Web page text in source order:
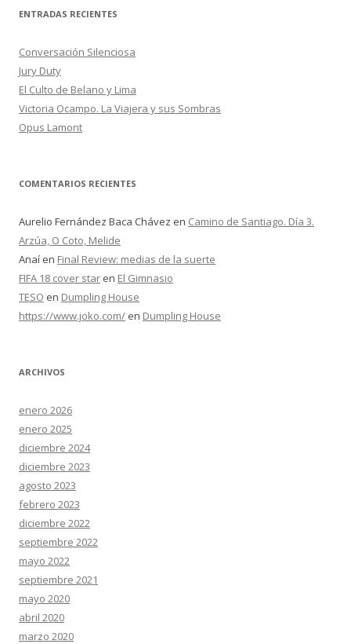
c
r
:
ENTRADAS RECIENTES
Conversación Silenciosa
Jury Duty
El Culto de Belano y Lima
Victoria Ocampo. La Viajera y sus Sombras
Opus Lamont
COMENTARIOS RECIENTES
Aurelio Fernández Baca Chávez en Camino de Santiago. Día 3.
Arzúa, O Coto, Melide
Anaí en Final Review: medias de la suerte
FIFA 18 cover star en El Gimnasio
TESO en Dumpling House
https://www.joko.com/ en Dumpling House
ARCHIVOS
enero 2026
enero 2025
diciembre 2024
diciembre 2023
agosto 2023
febrero 2023
diciembre 2022
septiembre 2022
mayo 2022
septiembre 2021
mayo 2020
abril 2020
marzo 2020